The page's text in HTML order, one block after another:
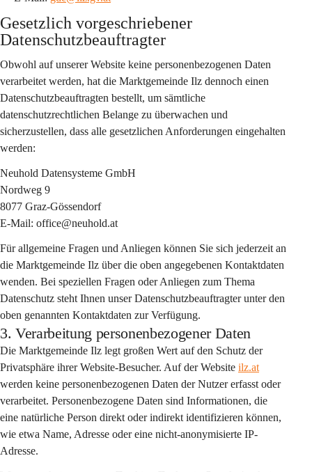
Gesetzlich vorgeschriebener
Datenschutzbeauftragter
Obwohl auf unserer Website keine personenbezogenen Daten
verarbeitet werden, hat die Marktgemeinde Ilz dennoch einen
Datenschutzbeauftragten bestellt, um sämtliche
datenschutzrechtlichen Belange zu überwachen und
sicherzustellen, dass alle gesetzlichen Anforderungen eingehalten
werden:
Neuhold Datensysteme GmbH
Nordweg 9
8077 Graz-Gössendorf
E-Mail: office@neuhold.at
Für allgemeine Fragen und Anliegen können Sie sich jederzeit an
die Marktgemeinde Ilz über die oben angegebenen Kontaktdaten
wenden. Bei speziellen Fragen oder Anliegen zum Thema
Datenschutz steht Ihnen unser Datenschutzbeauftragter unter den
oben genannten Kontaktdaten zur Verfügung.
3. Verarbeitung personenbezogener Daten
Die Marktgemeinde Ilz legt großen Wert auf den Schutz der
Privatsphäre ihrer Website-Besucher. Auf der Website ilz.at
werden keine personenbezogenen Daten der Nutzer erfasst oder
verarbeitet. Personenbezogene Daten sind Informationen, die
eine natürliche Person direkt oder indirekt identifizieren können,
wie etwa Name, Adresse oder eine nicht-anonymisierte IP-
Adresse.